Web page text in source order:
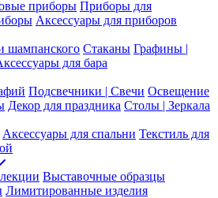
приборы Приборы для
Аксессуары для приборов
шампанского Стаканы Графины |
для бара
Подсвечники | Свечи Освещение
Декор для праздника Столы | Зеркала
Аксессуары для спальни Текстиль для
Выставочные образцы
Лимитированные изделия